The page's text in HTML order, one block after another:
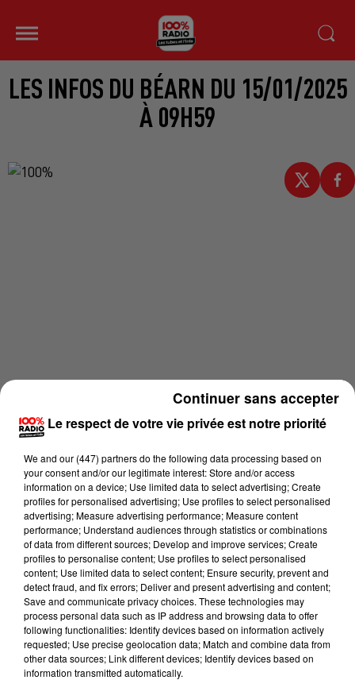
LES INFOS DU BÉARN DU 15/01/2025
À 09H59
Lecture (2 min 15 sec)
100%
Le respect de votre vie privée est notre priorité
We and our (447) partnersdo the following data processing based on
your consent and/or our legitimate interest: Store and/or access
information on a device; Use limited data to select advertising; Create
profiles for personalised advertising; Use profiles to select personalised
advertising; Measure advertising performance; Measure content
performance; Understand audiences through statistics or combinations
of data from different sources; Develop and improve services; Create
profiles to personalise content; Use profiles to select personalised
content; Use limited data to select content; Ensure security, prevent and
detect fraud, and fix errors; Deliver and present advertising and content;
Save and communicate privacy choices. These technologies may
process personal data such as IP address and browsing data to offer
following functionalities: Identify devices based on information actively
requested; Use precise geolocation data; Match and combine data from
other data sources; Link different devices; Identify devices based on
information transmitted automatically.
Continuer sans accepter